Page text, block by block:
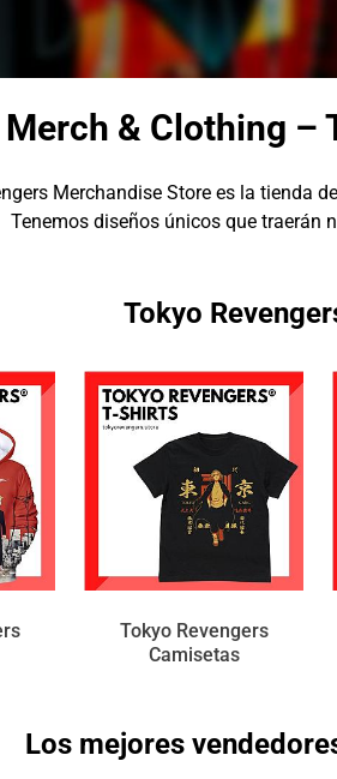
& Clothing –
Merchandise Store es la tienda
Tenemos diseños únicos que traerán
Tokyo
Tokyo Revengers
Camisetas
Los mejores